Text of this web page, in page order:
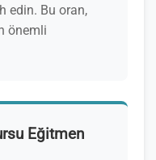
edin. Bu oran,
önemli
Eğitmen